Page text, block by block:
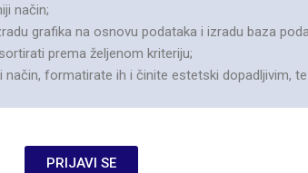
način;
grafika na osnovu podataka i izradu baza
prema željenom kriteriju;
način, formatirate ih i činite estetski dopadljivim,
PRIJAVI SE